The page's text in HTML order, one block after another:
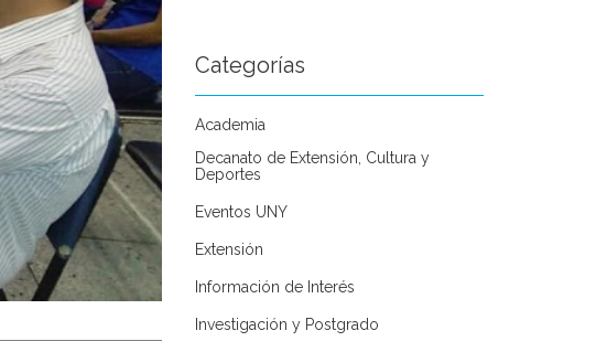
Categorías
Academia
Decanato de Extensión, Cultura y
Deportes
Eventos UNY
Extensión
Información de Interés
Investigación y Postgrado